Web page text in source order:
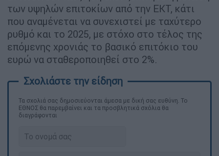
των υψηλών επιτοκίων από την ΕΚΤ, κάτι
που αναμένεται να συνεχιστεί με ταχύτερο
ρυθμό και το 2025, με στόχο στο τέλος της
επόμενης χρονιάς το βασικό επιτόκιο του
ευρώ να σταθεροποιηθεί στο 2%.
Τα σχολιά σας δημοσιεύονται άμεσα με δική σας ευθύνη. Το
ΕΘΝΟΣ θα παρεμβαίνει και τα προσβλητικά σχόλια θα
διαγράφονται